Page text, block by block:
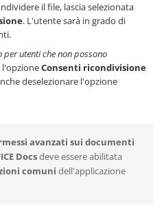
il file, lascia selezionata
. L'utente sarà in grado di
per utenti che non possono
l'opzioneConsenti ricondivisione
deselezionare l'opzione
avanzati sui documenti
Docsdeve essere abilitata
comuni dell'applicazione